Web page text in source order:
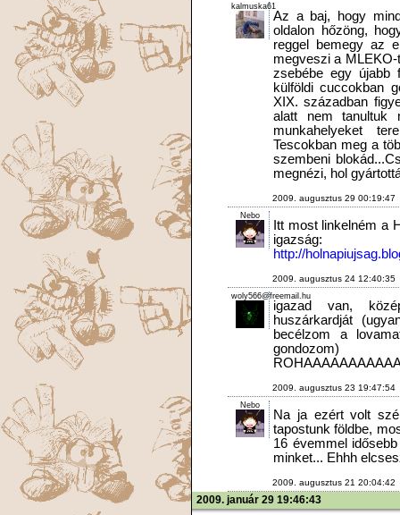
kalmuska61
Az a baj, hogy
oldalon hőzöng,
reggel bemegy az
megveszi a
zsebébe egy újabb
külföldi cuccokban
XIX. században
alatt nem tanultuk
munkahelyeket
Tescokban meg a
szembeni
megnézi, hol
2009. augusztus 29 00:19:47
Nebo
Itt most linkelném a
igazság:
http://
2009. augusztus 24 12:40:35
woly566@freemail.hu
igazad van,
huszárkardját
becélzom a
2009. augusztus 23 19:47:54
Nebo
Na ja ezért volt
tapostunk földbe,
16 évemmel
minket... Ehhh
2009. augusztus 21 20:04:42
2009. január 29 19:46:43